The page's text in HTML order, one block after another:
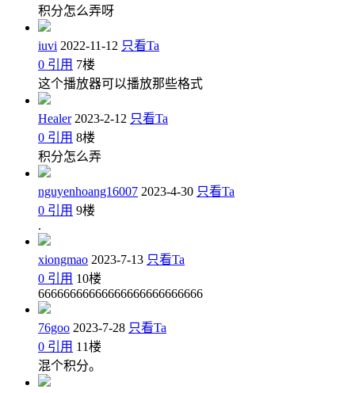
积分怎么弄呀
iuvi 2022-11-12 只看Ta
0 引用 7楼
这个播放器可以播放那些格式
Healer 2023-2-12 只看Ta
0 引用 8楼
积分怎么弄
nguyenhoang16007 2023-4-30 只看Ta
0 引用 9楼
.
xiongmao 2023-7-13 只看Ta
0 引用 10楼
66666666666666666666666666
76goo 2023-7-28 只看Ta
0 引用 11楼
混个积分。